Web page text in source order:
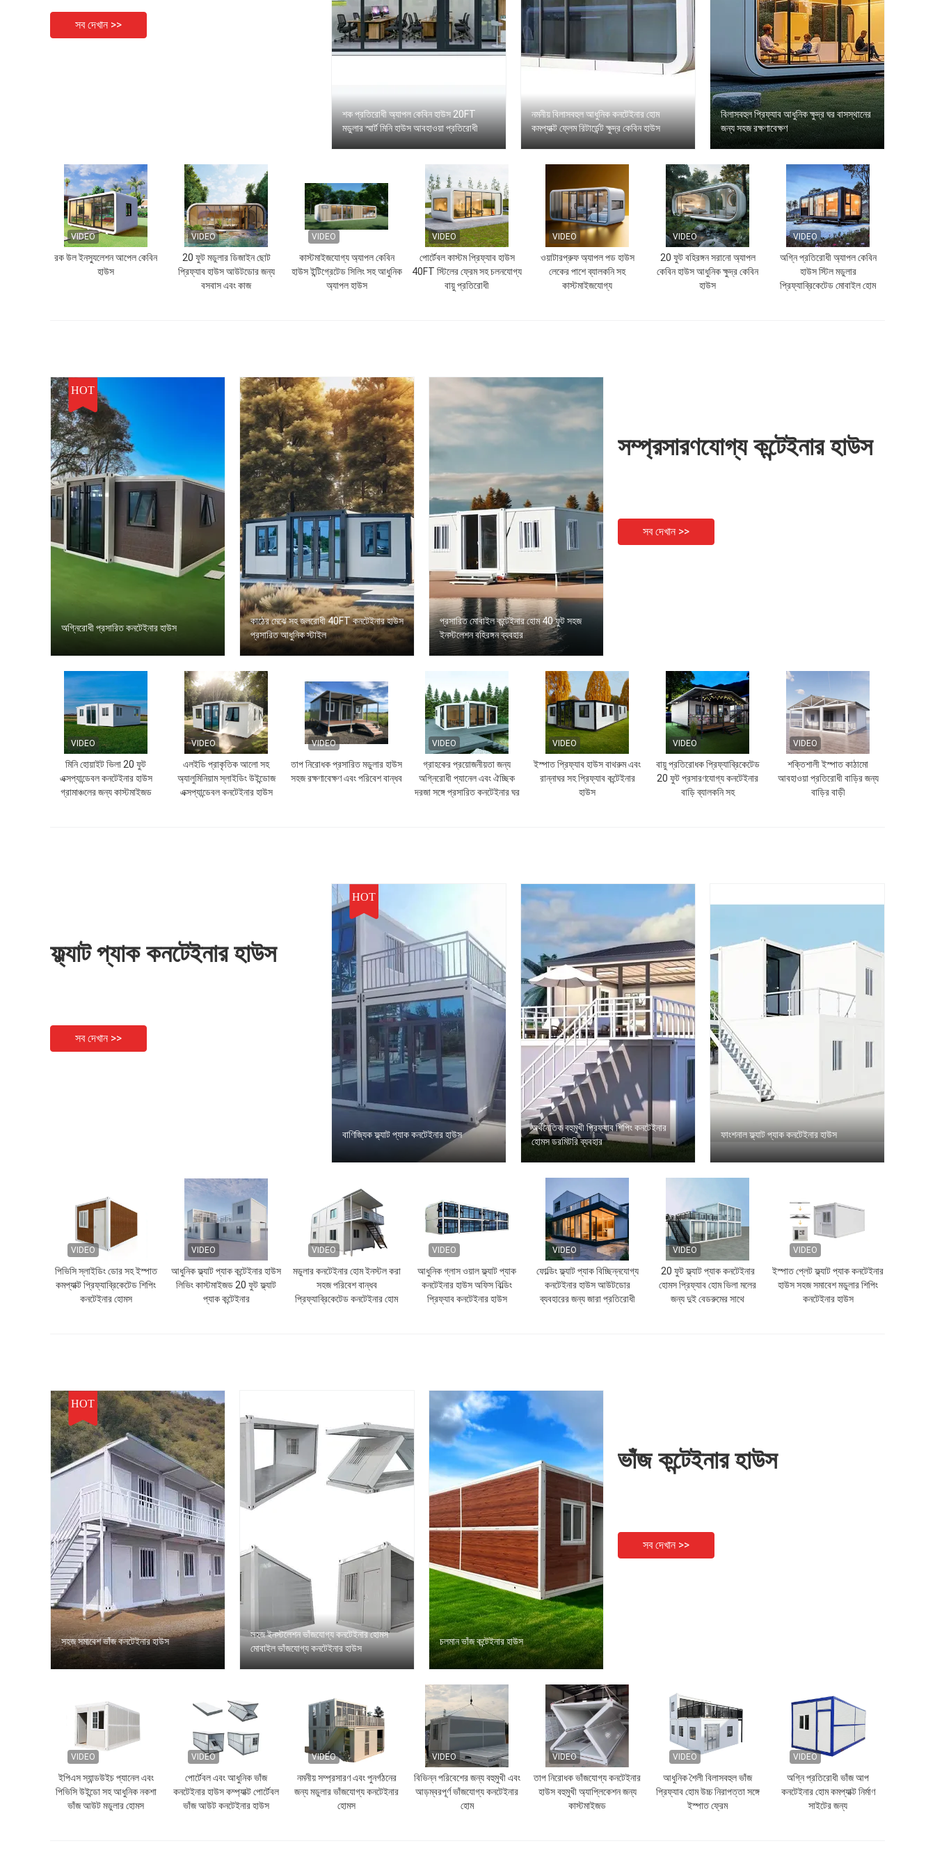
সব দেখান >>
শক প্রতিরোধী অ্যাপল কেবিন হাউস 20FT
মডুলার স্মার্ট মিনি হাউস আবহাওয়া প্রতিরোধী
নমনীয় বিলাসবহুল আধুনিক কনটেইনার হোম
কমপ্যাক্ট ফ্লেম রিটার্ডেন্ট ক্ষুদ্র কেবিন হাউস
বিলাসবহুল প্রিফ্যাব আধুনিক ক্ষুদ্র ঘর বাসস্থানের
জন্য সহজ রক্ষণাবেক্ষণ
VIDEO
রক উল ইনস্যুলেশন আপেল কেবিন
হাউস
VIDEO
20 ফুট মডুলার ডিজাইন ছোট
প্রিফ্যাব হাউস আউটডোর জন্য
বসবাস এবং কাজ
VIDEO
কাস্টমাইজযোগ্য অ্যাপল কেবিন
হাউস ইন্টিগ্রেটেড সিলিং সহ আধুনিক
অ্যাপল হাউস
VIDEO
পোর্টেবল কাস্টম প্রিফ্যাব হাউস
40FT স্টিলের ফ্রেম সহ চলনযোগ্য
বায়ু প্রতিরোধী
VIDEO
ওয়াটারপ্রুফ অ্যাপল পড হাউস
লেকের পাশে ব্যালকনি সহ
কাস্টমাইজযোগ্য
VIDEO
20 ফুট বহিরঙ্গন সরানো অ্যাপল
কেবিন হাউস আধুনিক ক্ষুদ্র কেবিন
হাউস
VIDEO
অগ্নি প্রতিরোধী অ্যাপল কেবিন
হাউস স্টিল মডুলার
প্রিফ্যাব্রিকেটেড মোবাইল হোম
HOT
অগ্নিরোধী প্রসারিত কনটেইনার হাউস
কাঠের মেঝে সহ জলরোধী 40FT কনটেইনার হাউস
প্রসারিত আধুনিক স্টাইল
প্রসারিত মোবাইল কন্টেইনার হোম 40 ফুট সহজ
ইনস্টলেশন বহিরঙ্গন ব্যবহার
সম্প্রসারণযোগ্য কন্টেইনার হাউস
সব দেখান >>
VIDEO
মিনি হোয়াইট ভিলা 20 ফুট
এক্সপ্যান্ডেবল কনটেইনার হাউস
গ্রামাঞ্চলের জন্য কাস্টমাইজড
VIDEO
এলইডি প্রাকৃতিক আলো সহ
অ্যালুমিনিয়াম স্লাইডিং উইন্ডোজ
এক্সপ্যান্ডেবল কনটেইনার হাউস
VIDEO
তাপ নিরোধক প্রসারিত মডুলার হাউস
সহজ রক্ষণাবেক্ষণ এবং পরিবেশ বান্ধব
VIDEO
গ্রাহকের প্রয়োজনীয়তা জন্য
অগ্নিরোধী প্যানেল এবং ঐচ্ছিক
দরজা সঙ্গে প্রসারিত কনটেইনার ঘর
VIDEO
ইস্পাত প্রিফ্যাব হাউস বাথরুম এবং
রান্নাঘর সহ প্রিফ্যাব কন্টেইনার
হাউস
VIDEO
বায়ু প্রতিরোধক প্রিফ্যাব্রিকেটেড
20 ফুট প্রসারণযোগ্য কনটেইনার
বাড়ি ব্যালকনি সহ
VIDEO
শক্তিশালী ইস্পাত কাঠামো
আবহাওয়া প্রতিরোধী বাড়ির জন্য
বাড়ির বাড়ী
ফ্ল্যাট প্যাক কনটেইনার হাউস
সব দেখান >>
HOT
বাণিজ্যিক ফ্ল্যাট প্যাক কনটেইনার হাউস
অর্থনৈতিক বহুমুখী প্রিফ্যাব শিপিং কনটেইনার
হোমস ডরমিটরি ব্যবহার
ফাংশনাল ফ্ল্যাট প্যাক কনটেইনার হাউস
VIDEO
পিভিসি স্লাইডিং ডোর সহ ইস্পাত
কমপ্যাক্ট প্রিফ্যাব্রিকেটেড শিপিং
কনটেইনার হোমস
VIDEO
আধুনিক ফ্ল্যাট প্যাক কন্টেইনার হাউস
লিভিং কাস্টমাইজড 20 ফুট ফ্ল্যাট
প্যাক কন্টেইনার
VIDEO
মডুলার কনটেইনার হোম ইনস্টল করা
সহজ পরিবেশ বান্ধব
প্রিফ্যাব্রিকেটেড কনটেইনার হোম
VIDEO
আধুনিক গ্লাস ওয়াল ফ্ল্যাট প্যাক
কনটেইনার হাউস অফিস বিল্ডিং
প্রিফ্যাব কনটেইনার হাউস
VIDEO
ফোল্ডিং ফ্ল্যাট প্যাক বিচ্ছিন্নযোগ্য
কনটেইনার হাউস আউটডোর
ব্যবহারের জন্য জারা প্রতিরোধী
VIDEO
20 ফুট ফ্ল্যাট প্যাক কনটেইনার
হোমস প্রিফ্যাব হোম ভিলা মলের
জন্য দুই বেডরুমের সাথে
VIDEO
ইস্পাত প্লেট ফ্ল্যাট প্যাক কনটেইনার
হাউস সহজ সমাবেশ মডুলার শিপিং
কনটেইনার হাউস
HOT
সহজ সমাবেশ ভাঁজ কনটেইনার হাউস
সহজ ইনস্টলেশন ভাঁজযোগ্য কনটেইনার হোমস
মোবাইল ভাঁজযোগ্য কনটেইনার হাউস
চলমান ভাঁজ কন্টেইনার হাউস
ভাঁজ কন্টেইনার হাউস
সব দেখান >>
VIDEO
ইপিএস স্যান্ডউইচ প্যানেল এবং
পিভিসি উইন্ডো সহ আধুনিক নকশা
ভাঁজ আউট মডুলার হোমস
VIDEO
পোর্টেবল এবং আধুনিক ভাঁজ
কনটেইনার হাউস কম্প্যাক্ট পোর্টেবল
ভাঁজ আউট কনটেইনার হাউস
VIDEO
নমনীয় সম্প্রসারণ এবং পুনর্গঠনের
জন্য মডুলার ভাঁজযোগ্য কনটেইনার
হোমস
VIDEO
বিভিন্ন পরিবেশের জন্য বহুমুখী এবং
আড়ম্বরপূর্ণ ভাঁজযোগ্য কনটেইনার
হোম
VIDEO
তাপ নিরোধক ভাঁজযোগ্য কনটেইনার
হাউস বহুমুখী অ্যাপ্লিকেশন জন্য
কাস্টমাইজড
VIDEO
আধুনিক শৈলী বিলাসবহুল ভাঁজ
প্রিফ্যাব হোম উচ্চ নিরাপত্তা সঙ্গে
ইস্পাত ফ্রেম
VIDEO
অগ্নি প্রতিরোধী ভাঁজ আপ
কনটেইনার হোম কমপ্যাক্ট নির্মাণ
সাইটের জন্য